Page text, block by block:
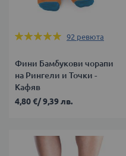
Оценка:
92 ревюта
Фини Бамбукови чорапи
на Рингели и Точки -
Кафяв
4,80 €/9,39 лв.